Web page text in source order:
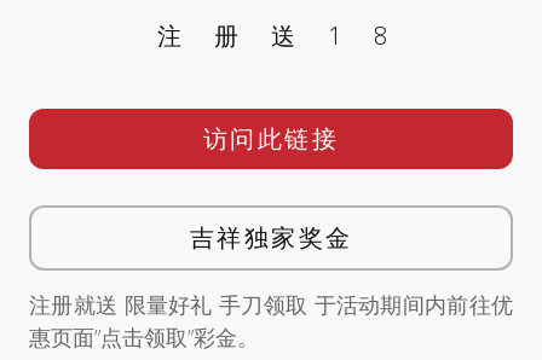
注册送18
访问此链接
吉祥独家奖金
注册就送 限量好礼 手刀领取 于活动期间内前往优
惠页面”点击领取”彩金。